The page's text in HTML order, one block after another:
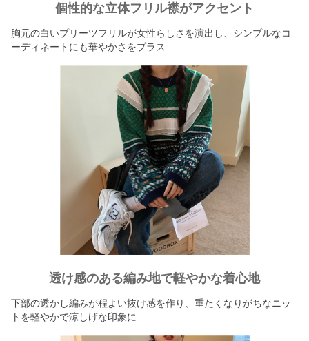
個性的な立体フリル襟がアクセント
胸元の白いプリーツフリルが女性らしさを演出し、シンプルなコ
ーディネートにも華やかさをプラス
透け感のある編み地で軽やかな着心地
下部の透かし編みが程よい抜け感を作り、重たくなりがちなニッ
トを軽やかで涼しげな印象に